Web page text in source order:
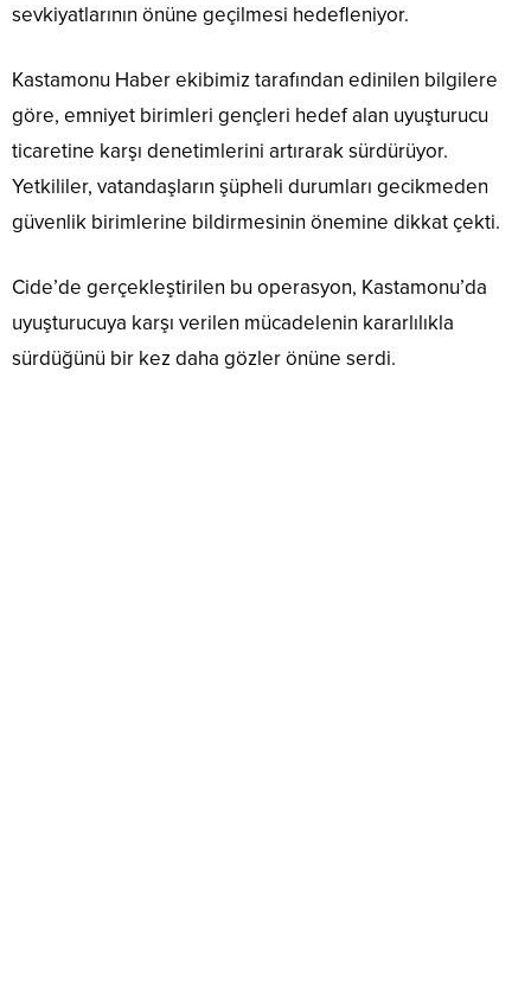
sevkiyatlarının önüne geçilmesi hedefleniyor.
Kastamonu Haber ekibimiz tarafından edinilen bilgilere
göre, emniyet birimleri gençleri hedef alan uyuşturucu
ticaretine karşı denetimlerini artırarak sürdürüyor.
Yetkililer, vatandaşların şüpheli durumları gecikmeden
güvenlik birimlerine bildirmesinin önemine dikkat çekti.
Cide’de gerçekleştirilen bu operasyon, Kastamonu’da
uyuşturucuya karşı verilen mücadelenin kararlılıkla
sürdüğünü bir kez daha gözler önüne serdi.